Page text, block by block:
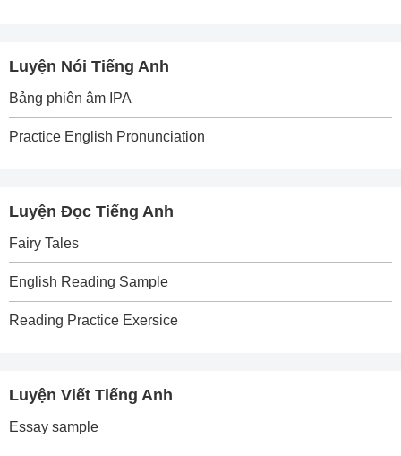
Luyện Nói Tiếng Anh
Bảng phiên âm IPA
Practice English Pronunciation
Luyện Đọc Tiếng Anh
Fairy Tales
English Reading Sample
Reading Practice Exersice
Luyện Viết Tiếng Anh
Essay sample